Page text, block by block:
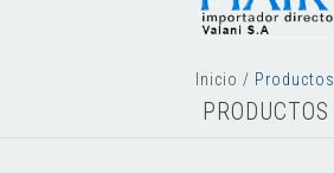
Inicio / Productos
PRODUCTOS